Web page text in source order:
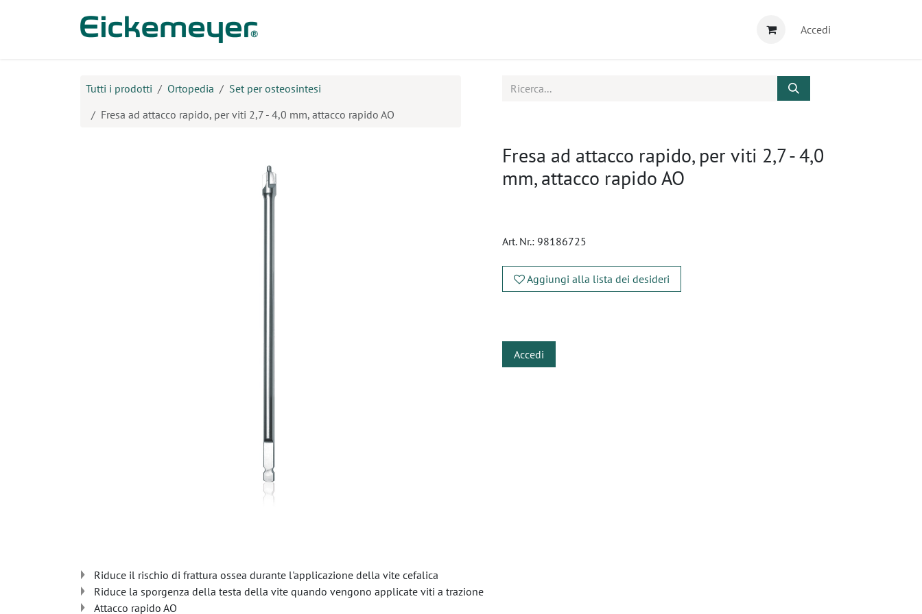
Accedi
Tutti i prodotti Ortopedia
Set per osteosintesi
Fresa ad attacco rapido, per viti 2,7 - 4,0 mm, attacco rapido AO
Fresa ad attacco rapido, per viti 2,7 - 4,0
mm, attacco rapido AO
Art. Nr.: 98186725
Aggiungi alla lista dei desideri
Accedi
Riduce il rischio di frattura ossea durante l'applicazione della vite cefalica
Riduce la sporgenza della testa della vite quando vengono applicate viti a trazione
Attacco rapido AO